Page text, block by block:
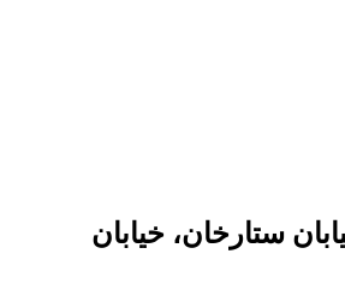
ستارخان، خیابان